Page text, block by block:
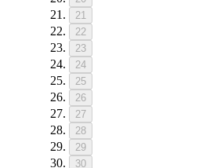
21
22
23
24
25
26
27
28
29
30